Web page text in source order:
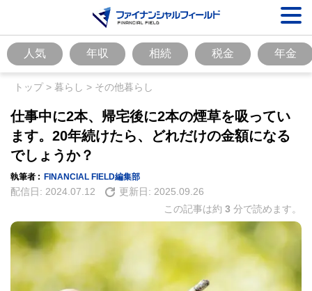
人気 年収 相続 税金 年金
トップ> 暮らし > その他暮らし
仕事中に2本、帰宅後に2本の煙草を吸ってい
ます。20年続けたら、どれだけの金額になる
でしょうか？
執筆者 : FINANCIAL FIELD編集部
配信日: 2024.07.12 更新日: 2025.09.26
この記事は約 3 分で読めます。